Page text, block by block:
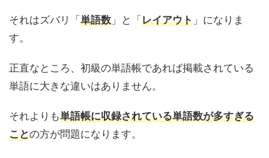
それはズバリ「単語数 」と「レイアウト 」になりま
す。
正直なところ、初級の単語帳であれば掲載されている
単語に大きな違いはありません。
それよりも単語帳に収録されている単語数が多すぎる
ことの方が問題になります。